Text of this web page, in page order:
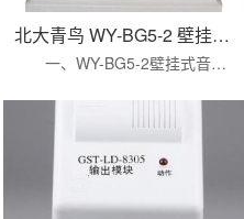
北大青鸟 WY-BG5-2 壁挂式广播音箱
一、WY-BG5-2壁挂式音箱(3W)的概述： 适用于超级市场、学校、办公室、运动中心、旅馆、饭店等场所；音箱与广播系统配套...